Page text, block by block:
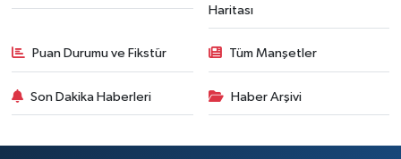
Haritası
Puan Durumu ve Fikstür Tüm Manşetler
Son Dakika Haberleri Haber Arşivi